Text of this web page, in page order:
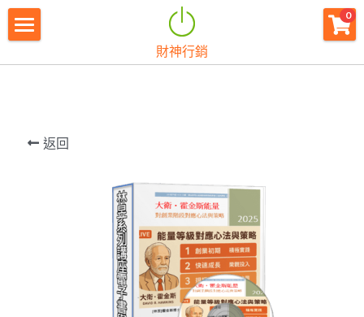
財神行銷
0
返回
×
商品分類